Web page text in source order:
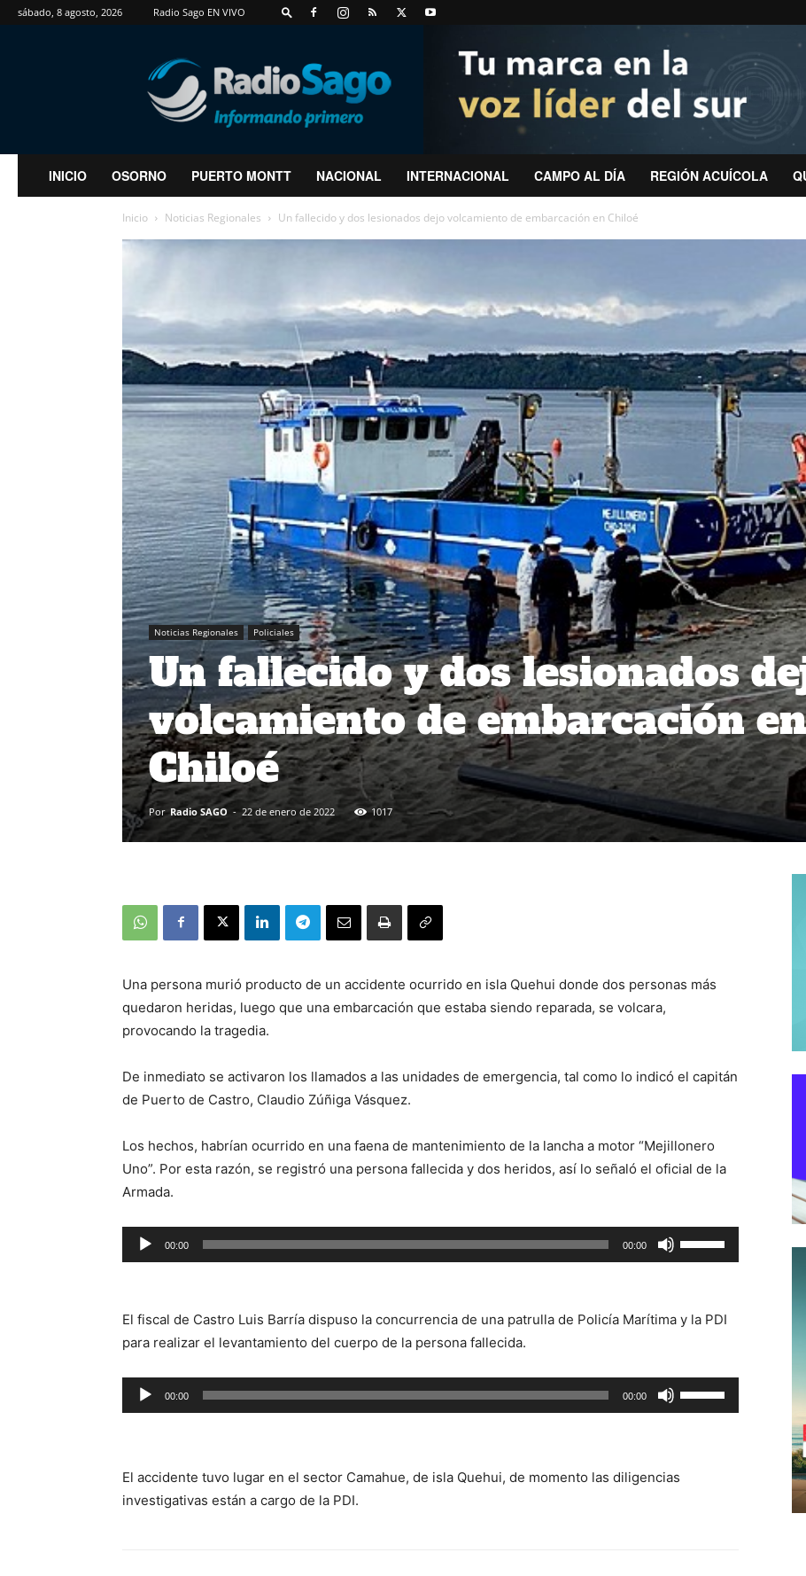
sábado, 8 agosto, 2026 Radio Sago EN VIVO
RadioSago
INICIO OSORNO PUERTO MONTT NACIONAL INTERNACIONAL CAMPO AL DÍA REGIÓN ACUÍCOLA
Inicio Noticias Regionales Un fallecido y dos lesionados dejo volcamiento de embarcación en Chiloé
Noticias Regionales Policiales
Un fallecido y dos lesionados
volcamiento de embarcación en
Chiloé
Por Radio SAGO - 22 de enero de 2022 1017
Una persona murió producto de un accidente ocurrido en isla Quehui donde dos personas más
quedaron heridas, luego que una embarcación que estaba siendo reparada, se volcara,
provocando la tragedia.
De inmediato se activaron los llamados a las unidades de emergencia, tal como lo indicó el capitán
de Puerto de Castro, Claudio Zúñiga Vásquez.
Los hechos, habrían ocurrido en una faena de mantenimiento de la lancha a motor “Mejillonero
Uno”. Por esta razón, se registró una persona fallecida y dos heridos, así lo señaló el oficial de la
Armada.
Reproductor
de
00:00 00:00
las
flecha
para
aumentar
El fiscal de Castro Luis Barría dispuso la concurrencia de una patrulla de Policía Marítima y la PDI
para realizar el levantamiento del cuerpo de la persona fallecida.
Reproductor
de
00:00 00:00
las
El accidente tuvo lugar en el sector Camahue, de isla Quehui, de momento las diligencias
investigativas están a cargo de la PDI.